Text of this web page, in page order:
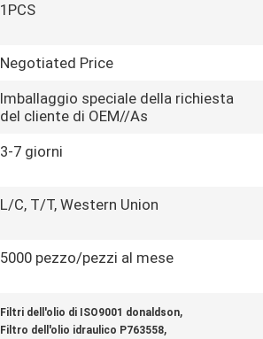
1PCS
Negotiated Price
Imballaggio speciale della richiesta
del cliente di OEM//As
3-7 giorni
L/C, T/T, Western Union
5000 pezzo/pezzi al mese
Filtri dell'olio di ISO9001 donaldson,
Filtro dell'olio idraulico P763558,